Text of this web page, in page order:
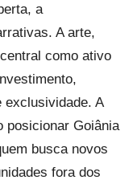
a
A arte,
como ativo
exclusividade. A
posicionar Goiânia
busca novos
fora dos